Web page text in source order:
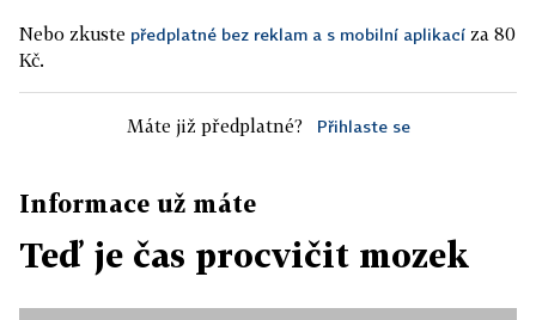
Nebo zkuste předplatné bez reklam a s mobilní aplikací za 80
Kč.
Máte již předplatné? Přihlaste se
Informace už máte
Teď je čas procvičit mozek